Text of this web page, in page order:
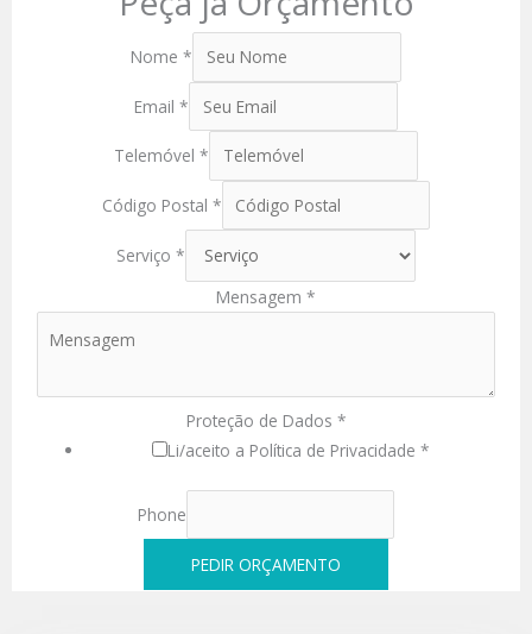
Nome*
Email*
Telemóvel*
Código Postal *
Serviço*
Mensagem *
Proteção de Dados *
Li/aceito a Política de Privacidade *
Phone
PEDIR ORÇAMENTO